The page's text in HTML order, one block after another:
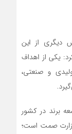
از این
یکی از اهداف
و صنعتی،
برند در کشور
صمت است؛